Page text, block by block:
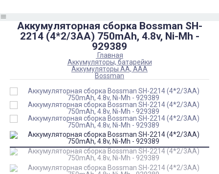
Аккумуляторная сборка Bossman SH-
2214 (4*2/3AA) 750mAh, 4.8v, Ni-Mh -
929389
Главная
Аккумуляторы, батарейки
Аккумуляторы АА, ААА
Bossman